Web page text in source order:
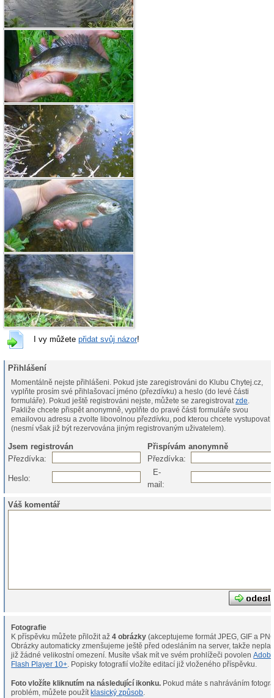
I vy můžete přidat svůj názor!
Přihlášení
Momentálně nejste přihlášeni. Pokud jste zaregistrováni do Klubu Chytej.cz,
vyplňte prosím své přihlašovací jméno (přezdívku) a heslo (do levé části
formuláře). Pokud ještě registrováni nejste, můžete se zaregistrovatzde.
Pakliže chcete přispět anonymně, vyplňte do pravé části formuláře svou
emailovou adresu a zvolte libovolnou přezdívku, pod kterou chcete vystupovat
(nesmí však již být rezervována jiným registrovaným uživatelem).
Jsem registrován
Přispívám anonymně
Přezdívka:
Přezdívka:
Heslo:
E-
mail:
Váš komentář
Fotografie
K příspěvku můžete přiložit až4 obrázky (akceptujeme formát JPEG, GIF a
Obrázky automaticky zmenšujeme ještě před odesláním na server, takže
již žádné velikostní omezení. Musíte však mít ve svém prohlížeči povolen
Flash Player 10+ . Popisky fotografií vložíte editací již vloženého příspěvku.
Foto vložíte kliknutím na následující ikonku.
problém, můžete použít klasický způsob.